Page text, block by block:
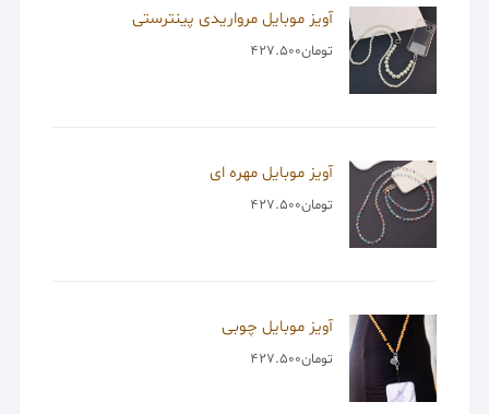
آویز موبایل مرواریدی پینترستی
تومان427.500
آویز موبایل مهره ای
تومان427.500
آویز موبایل چوبی
تومان427.500